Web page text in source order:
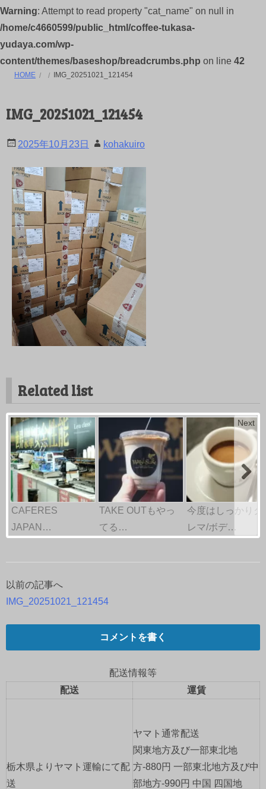
Warning: Attempt to read property "cat_name" on null in
/home/c4660599/public_html/coffee-tukasa-
yudaya.com/wp-
content/themes/baseshop/breadcrumbs.php on line 42
HOME IMG_20251021_121454
IMG_20251021_121454
2025年10月23日 kohakuiro
Related list
CAFERES
JAPAN…
TAKE OUTもやっ
てる…
今度はしっかりク
レマ/ボデ…
Next
投
ョ
以前の記事へ
IMG_20251021_121454
コメントを書く
配送情報等
配送
運賃
栃木県よりヤマト運輸にて配
送
ヤマト通常配送
関東地方及び一部東北地
方-880円 一部東北地方及び中
部地方-990円 中国 四国地